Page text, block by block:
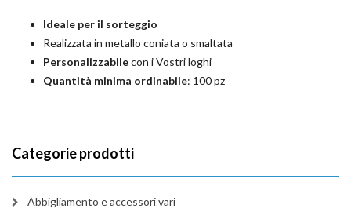
Ideale per il sorteggio
Realizzata in metallo coniata o smaltata
Personalizzabilecon i Vostri loghi
Quantità minima ordinabile: 100 pz
Categorie prodotti
Abbigliamento e accessori vari